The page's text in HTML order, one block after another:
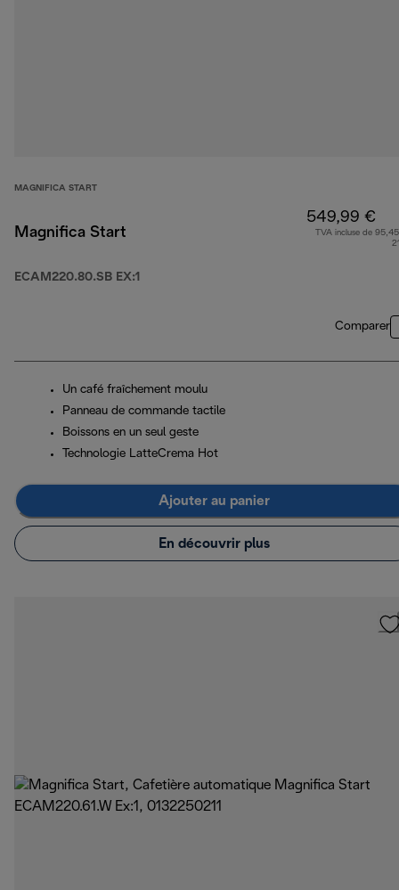
MAGNIFICA START
Magnifica Start
ECAM220.80.SB EX:1
549,99 €
TVA incluse de
Comparer
Un café fraîchement moulu
Panneau de commande tactile
Boissons en un seul geste
Technologie LatteCrema Hot
Ajouter au panier
En découvrir plus